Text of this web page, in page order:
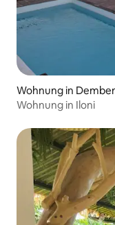
Wohnung in
Wohnung in Iloni